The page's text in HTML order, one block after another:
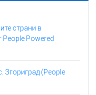
страни в
People Powered
Згориград (People